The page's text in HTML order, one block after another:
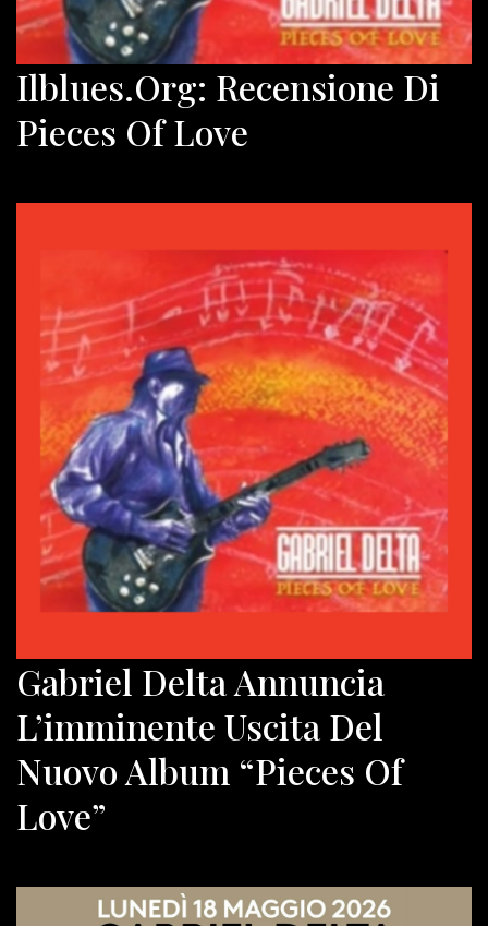
Ilblues.org: Recensione Di
Pieces Of Love
Gabriel Delta Annuncia
L’imminente Uscita Del
Nuovo Album “Pieces Of
Love”